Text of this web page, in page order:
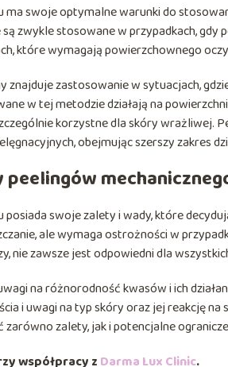
ma swoje optymalne warunki do
zwykle stosowane w przypadkach,
które wymagają powierzchownego
znajduje zastosowanie w sytuacjach,
w tej metodzie działają na
korzystne dla skóry wrażliwej.
obejmując szerszy zakres
posiada swoje zalety i wady, które
ale wymaga ostrożności w
nie zawsze jest odpowiedni dla
na różnorodność kwasów i ich
i uwagi na typ skóry oraz jej reakcję
zalety, jak i potencjalne
współpracy zDarma Lux Clinic.